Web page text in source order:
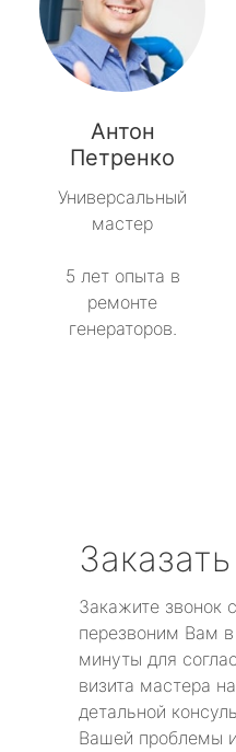
Антон
Петренко
Универсальный
мастер
5 лет опыта в
ремонте
генераторов.
Закажите звонок
перезвоним Вам
минуты для
визита мастера
детальной
Вашей проблемы